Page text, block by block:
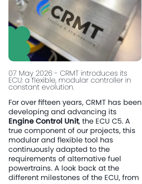
07 May 2026 - CRMT introduces its
ECU: a flexible, modular controller in
constant evolution.
For over fifteen years, CRMT has been
developing and advancing its
Engine Control Unit, the ECU C5. A
true component of our projects, this
modular and flexible tool has
continuously adapted to the
requirements of alternative fuel
powertrains. A look back at the
different milestones of the ECU, from